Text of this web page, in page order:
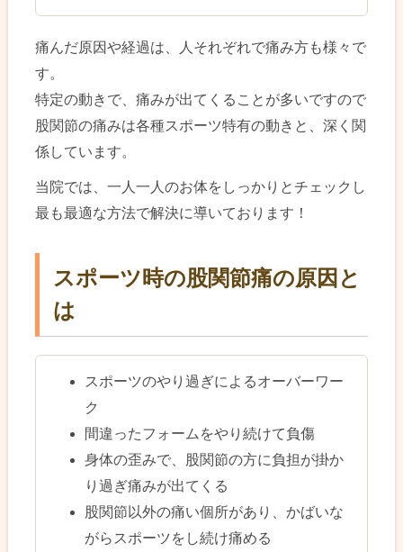
痛んだ原因や経過は、人それぞれで痛み方も様々で
す。
特定の動きで、痛みが出てくることが多いですので
股関節の痛みは各種スポーツ特有の動きと、深く関
係しています。
当院では、一人一人のお体をしっかりとチェックし
最も最適な方法で解決に導いております！
スポーツ時の股関節痛の原因と
は
スポーツのやり過ぎによるオーバーワー
ク
間違ったフォームをやり続けて負傷
身体の歪みで、股関節の方に負担が掛か
り過ぎ痛みが出てくる
股関節以外の痛い個所があり、かばいな
がらスポーツをし続け痛める